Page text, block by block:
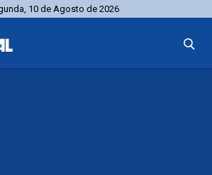
10 de Agosto de 2026